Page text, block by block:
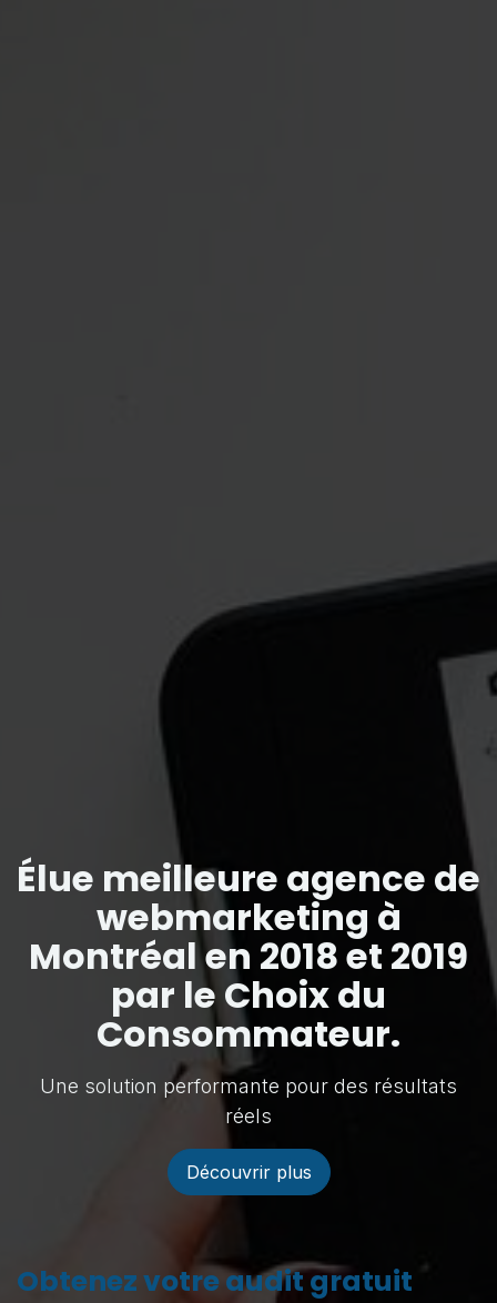
Élue meilleure agence de
webmarketing à
Montréal en 2018 et 2019
par le Choix du
Consommateur.
Une solution performante pour des résultats
réels
Découvrir plus
Obtenez votre auditgratuit